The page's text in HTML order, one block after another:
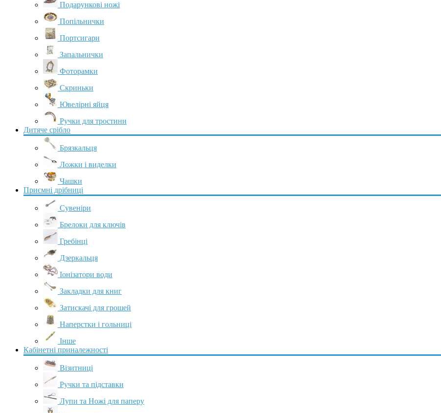
Подарункові ножі
Попільнички
Портсигари
Запальнички
Фоторамки
Скриньки
Ювелірні яйця
Ручки для тростини
Дитяче срібло
Брязкальця
Ложки і виделки
Чашки
Приємні дрібниці
Сувеніри
Брелоки для ключів
Гребінці
Дзеркальця
Іонізатори води
Закладки для книг
Затискачі для грошей
Наперстки і гольниці
Інше
Кабінетні приналежності
Візитниці
Ручки та підставки
Лупи та Ножі для паперу